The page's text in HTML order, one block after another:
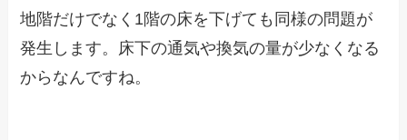
地階だけでなく1階の床を下げても同様の問題が
発生します。床下の通気や換気の量が少なくなる
からなんですね。